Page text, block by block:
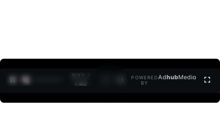
0:12 /
1:40
POWERED
BY
AdhubMedia